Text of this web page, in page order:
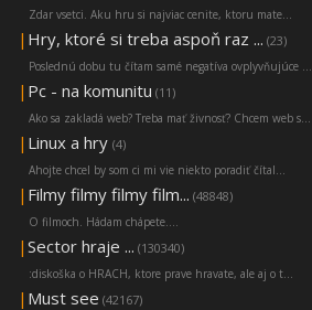
Zdar vsetci. Aku hru si najviac cenite, ktoru mate...
| Hry, ktoré si treba aspoň raz ... (23)
Poslednú dobu tu čítam samé negatíva ovplyvňujúce ...
| Pc - na komunitu (11)
Ako sa zakladá web? Treba mať živnosť? Chcem web s...
| Linux a hry (4)
Ahojte chcel by som ci mi vie niekto poradiť čítal...
| Filmy filmy filmy film... (48848)
O filmoch. Hádam chápete....
| Sector hraje ... (130340)
:diskoška o HRACH, ktore prave hravate, ale aj o t...
| Must see (42167)